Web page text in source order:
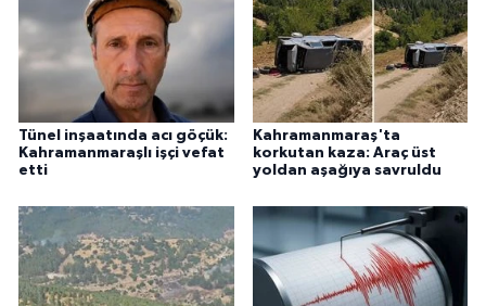
Tünel inşaatında acı göçük:
Kahramanmaraşlı işçi vefat
etti
Kahramanmaraş'ta
korkutan kaza: Araç üst
yoldan aşağıya savruldu